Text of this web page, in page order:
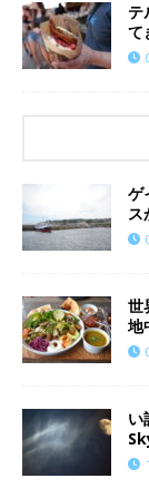
テ
て
ゲ
ス
世
地